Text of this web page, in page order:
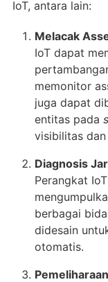
IoT, antara lain:
Melacak
IoT dapat
memonitor
juga dapat
entitas pada
visibilitas dan
Diagnosis
Perangkat
berbagai
didesain
otomatis.